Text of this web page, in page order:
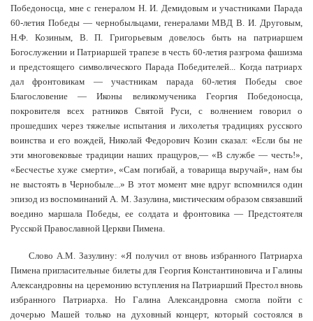
Победоносца, мне с генералом Н. И. Демидовым и участниками Парада
60-летия Победы — чернобыльцами, генералами МВД В. И. Друговым,
Н.Ф. Козиным, В. П. Григорьевым довелось быть на патриаршем
Богослужении и Патриаршей трапезе в честь 60-летия разгрома фашизма
и предстоящего символического Парада Победителей... Когда патриарх
дал фронтовикам — участникам парада 60-летия Победы свое
Благословение — Иконы великомученика Георгия Победоносца,
покровителя всех ратников Святой Руси, с волнением говорил о
прошедших через тяжелые испытания и лихолетья традициях русского
воинства и его вождей, Николай Федорович Козин сказал: «Если бы не
эти многовековые традиции наших пращуров,— «В службе — честь!»,
«Бесчестье хуже смерти», «Сам погибай, а товарища выручай», нам бы
не выстоять в Чернобыле...» В этот момент мне вдруг вспомнился один
эпизод из воспоминаний А. М. Зазулина, мистическим образом связавший
воедино маршала Победы, ее солдата и фронтовика — Предстоятеля
Русской Православной Церкви Пимена.
Слово А.М. Зазулину: «Я получил от вновь избранного Патриарха
Пимена пригласительные билеты для Георгия Константиновича и Галины
Александровны на церемонию вступления на Патриарший Престол вновь
избранного Патриарха. Но Галина Александровна смогла пойти с
дочерью Машей только на духовный концерт, который состоялся в